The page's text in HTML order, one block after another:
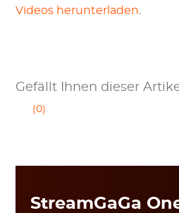
Videos herunterladen
Gefällt Ihnen dieser
(0)
StreamGaGa